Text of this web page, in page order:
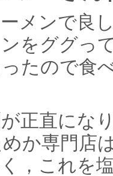
メンで良
をググっ
たので食
正直にな
か専門店
，これを